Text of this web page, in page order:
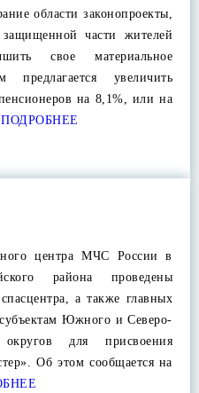
области законопроекты,
части жителей
свое материальное
предлагается увеличить
на 8,1%, или на
ПОДРОБНЕЕ
центра МЧС России в
района проведены
а также главных
Южного и Северо-
округов для присвоения
Об этом сообщается на